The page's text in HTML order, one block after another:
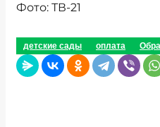
Фото: ТВ-21
детские сады оплата